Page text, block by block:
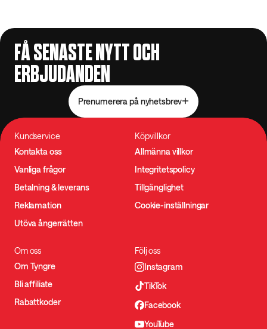
FÅ SENASTE NYTT OCH
ERBJUDANDEN
Prenumerera på nyhetsbrev
Kundservice
Kontakta oss
Vanliga frågor
Betalning & leverans
Reklamation
Utöva ångerrätten
Köpvillkor
Allmänna villkor
Integritetspolicy
Tillgänglighet
Cookie-inställningar
Om oss
Om Tyngre
Bli affiliate
Rabattkoder
Följ oss
Instagram
TikTok
Facebook
YouTube